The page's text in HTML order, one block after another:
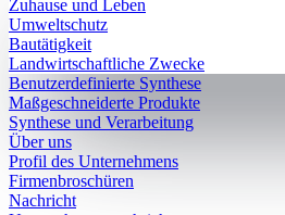
Zuhause und Leben
Umweltschutz
Bautätigkeit
Landwirtschaftliche Zwecke
Benutzerdefinierte Synthese
Maßgeschneiderte Produkte
Synthese und Verarbeitung
Über uns
Profil des Unternehmens
Firmenbroschüren
Nachricht